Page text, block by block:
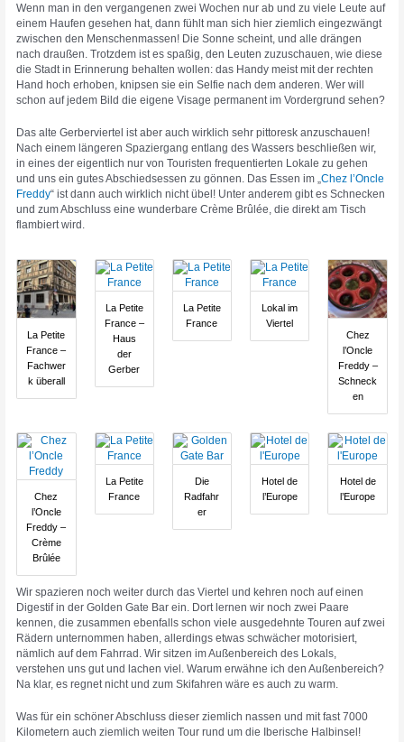
Wenn man in den vergangenen zwei Wochen nur ab und zu viele Leute auf
einem Haufen gesehen hat, dann fühlt man sich hier ziemlich eingezwängt
zwischen den Menschenmassen! Die Sonne scheint, und alle drängen
nach draußen. Trotzdem ist es spaßig, den Leuten zuzuschauen, wie diese
die Stadt in Erinnerung behalten wollen: das Handy meist mit der rechten
Hand hoch erhoben, knipsen sie ein Selfie nach dem anderen. Wer will
schon auf jedem Bild die eigene Visage permanent im Vordergrund sehen?
Das alte Gerberviertel ist aber auch wirklich sehr pittoresk anzuschauen!
Nach einem längeren Spaziergang entlang des Wassers beschließen wir,
in eines der eigentlich nur von Touristen frequentierten Lokale zu gehen
und uns ein gutes Abschiedsessen zu gönnen. Das Essen im „Chez l’Oncle
Freddy“ ist dann auch wirklich nicht übel! Unter anderem gibt es Schnecken
und zum Abschluss eine wunderbare Crème Brûlée, die direkt am Tisch
flambiert wird.
La Petite
France –
Fachwer
k überall
La Petite
France –
Haus
der
Gerber
La Petite
France
Lokal im
Viertel
Chez
l’Oncle
Freddy –
Schneck
en
Chez
l’Oncle
Freddy –
Crème
Brûlée
La Petite
France
Die
Radfahr
er
Hotel de
l’Europe
Hotel de
l’Europe
Wir spazieren noch weiter durch das Viertel und kehren noch auf einen
Digestif in der Golden Gate Bar ein. Dort lernen wir noch zwei Paare
kennen, die zusammen ebenfalls schon viele ausgedehnte Touren auf zwei
Rädern unternommen haben, allerdings etwas schwächer motorisiert,
nämlich auf dem Fahrrad. Wir sitzen im Außenbereich des Lokals,
verstehen uns gut und lachen viel. Warum erwähne ich den Außenbereich?
Na klar, es regnet nicht und zum Skifahren wäre es auch zu warm.
Was für ein schöner Abschluss dieser ziemlich nassen und mit fast 7000
Kilometern auch ziemlich weiten Tour rund um die Iberische Halbinsel!